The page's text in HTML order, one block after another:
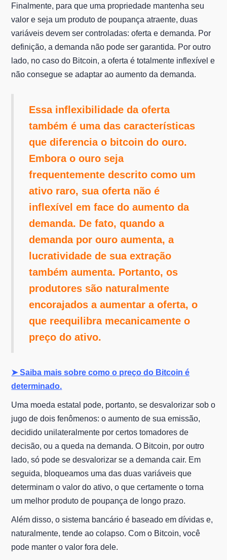
Finalmente, para que uma propriedade mantenha seu
valor e seja um produto de poupança atraente, duas
variáveis devem ser controladas: oferta e demanda. Por
definição, a demanda não pode ser garantida. Por outro
lado, no caso do Bitcoin, a oferta é totalmente inflexível e
não consegue se adaptar ao aumento da demanda.
Essa inflexibilidade da oferta
também é uma das características
que diferencia o bitcoin do ouro.
Embora o ouro seja
frequentemente descrito como um
ativo raro, sua oferta não é
inflexível em face do aumento da
demanda. De fato, quando a
demanda por ouro aumenta, a
lucratividade de sua extração
também aumenta. Portanto, os
produtores são naturalmente
encorajados a aumentar a oferta, o
que reequilibra mecanicamente o
preço do ativo.
➤ Saiba mais sobre como o preço do Bitcoin é
determinado.
Uma moeda estatal pode, portanto, se desvalorizar sob o
jugo de dois fenômenos: o aumento de sua emissão,
decidido unilateralmente por certos tomadores de
decisão, ou a queda na demanda. O Bitcoin, por outro
lado, só pode se desvalorizar se a demanda cair. Em
seguida, bloqueamos uma das duas variáveis que
determinam o valor do ativo, o que certamente o torna
um melhor produto de poupança de longo prazo.
Além disso, o sistema bancário é baseado em dívidas e,
naturalmente, tende ao colapso. Com o Bitcoin, você
pode manter o valor fora dele.